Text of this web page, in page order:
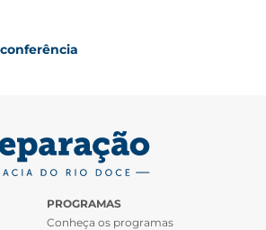
PROGRAMAS
Conheça os programas